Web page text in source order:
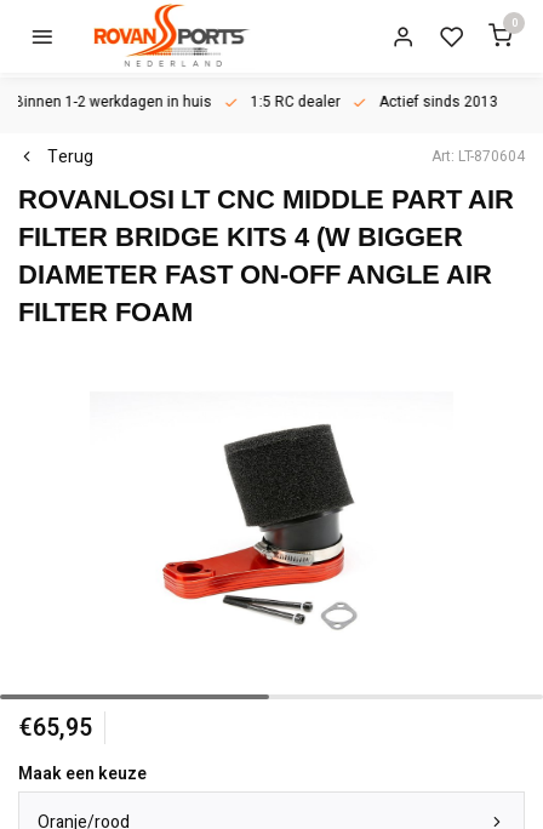
0
Binnen 1-2 werkdagen in huis 1:5 RC dealer Actief sinds 2013
Terug Art: LT-870604
ROVANLOSI LT CNC MIDDLE PART AIR
FILTER BRIDGE KITS 4 (W BIGGER
DIAMETER FAST ON-OFF ANGLE AIR
FILTER FOAM
€65,95
Maak een keuze
Oranje/rood